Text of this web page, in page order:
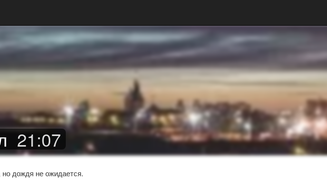
21:07
дождя не ожидается.